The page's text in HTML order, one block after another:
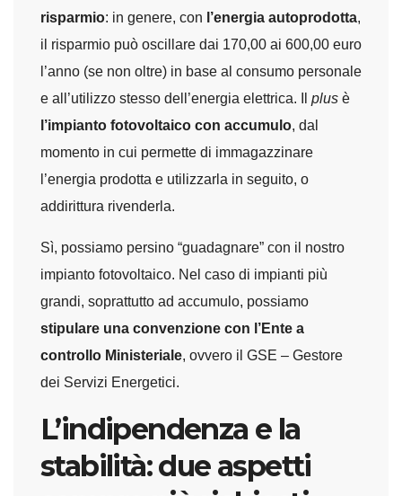
risparmio: in genere, con l’energia autoprodotta,
il risparmio può oscillare dai 170,00 ai 600,00 euro
l’anno (se non oltre) in base al consumo personale
e all’utilizzo stesso dell’energia elettrica. Il plus è
l’impianto fotovoltaico con accumulo, dal
momento in cui permette di immagazzinare
l’energia prodotta e utilizzarla in seguito, o
addirittura rivenderla.
Sì, possiamo persino “guadagnare” con il nostro
impianto fotovoltaico. Nel caso di impianti più
grandi, soprattutto ad accumulo, possiamo
stipulare una convenzione con l’Ente a
controllo Ministeriale, ovvero il GSE – Gestore
dei Servizi Energetici.
L’indipendenza e la
stabilità: due aspetti